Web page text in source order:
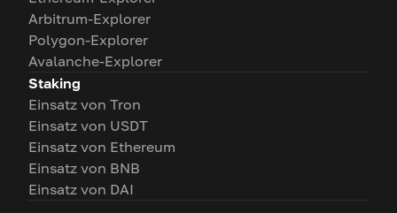
Arbitrum-Explorer
Polygon-Explorer
Avalanche-Explorer
Staking
Einsatz von Tron
Einsatz von USDT
Einsatz von Ethereum
Einsatz von BNB
Einsatz von DAI